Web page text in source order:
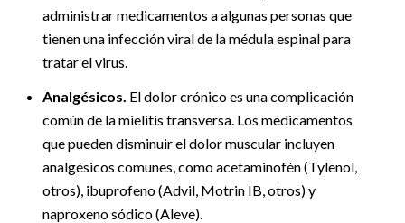
administrar medicamentos a algunas personas que
tienen una infección viral de la médula espinal para
tratar el virus.
Analgésicos. El dolor crónico es una complicación
común de la mielitis transversa. Los medicamentos
que pueden disminuir el dolor muscular incluyen
analgésicos comunes, como acetaminofén (Tylenol,
otros), ibuprofeno (Advil, Motrin IB, otros) y
naproxeno sódico (Aleve).